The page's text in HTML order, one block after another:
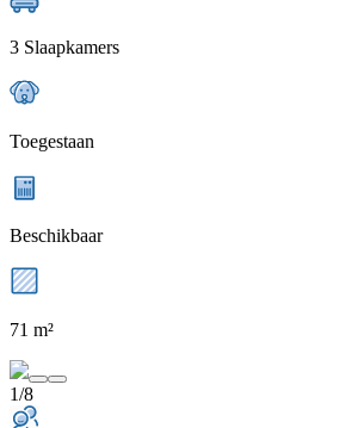
3 Slaapkamers
Toegestaan
Beschikbaar
71 m²
1/8